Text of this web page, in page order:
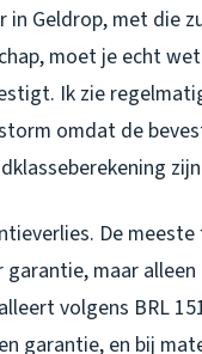
in Geldrop, met die
moet je echt
Ik zie
omdat de
De
garantie, maar alleen
volgens BRL
garantie, en bij